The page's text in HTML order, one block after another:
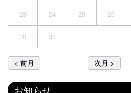
23 24 25 26
30 31
< 前月 次月 >
お知らせ